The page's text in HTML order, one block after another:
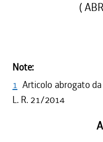
(
Note:
1 Articolo abrogato
L. R. 21/2014